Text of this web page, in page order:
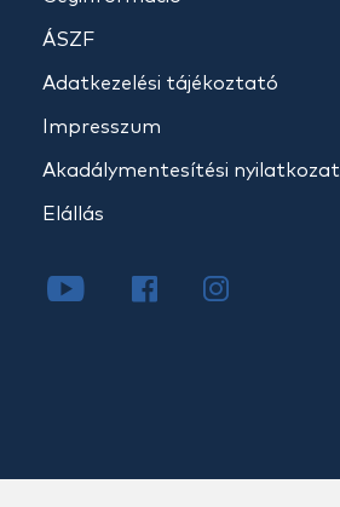
ÁSZF
Adatkezelési tájékoztató
Impresszum
Akadálymentesítési nyilatkozat
Elállás